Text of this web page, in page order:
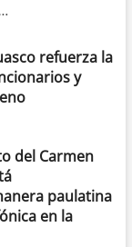
refuerza la
y
del Carmen
paulatina
en la